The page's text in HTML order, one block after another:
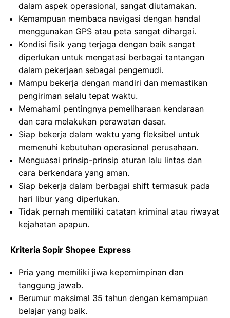
dalam aspek operasional, sangat diutamakan.
Kemampuan membaca navigasi dengan handal
menggunakan GPS atau peta sangat dihargai.
Kondisi fisik yang terjaga dengan baik sangat
diperlukan untuk mengatasi berbagai tantangan
dalam pekerjaan sebagai pengemudi.
Mampu bekerja dengan mandiri dan memastikan
pengiriman selalu tepat waktu.
Memahami pentingnya pemeliharaan kendaraan
dan cara melakukan perawatan dasar.
Siap bekerja dalam waktu yang fleksibel untuk
memenuhi kebutuhan operasional perusahaan.
Menguasai prinsip-prinsip aturan lalu lintas dan
cara berkendara yang aman.
Siap bekerja dalam berbagai shift termasuk pada
hari libur yang diperlukan.
Tidak pernah memiliki catatan kriminal atau riwayat
kejahatan apapun.
Kriteria Sopir Shopee Express
Pria yang memiliki jiwa kepemimpinan dan
tanggung jawab.
Berumur maksimal 35 tahun dengan kemampuan
belajar yang baik.